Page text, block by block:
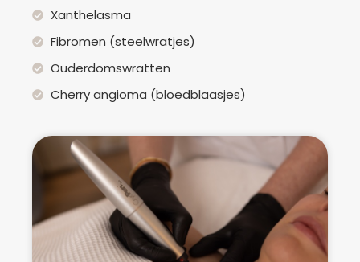
Xanthelasma
Fibromen (steelwratjes)
Ouderdomswratten
Cherry angioma (bloedblaasjes)